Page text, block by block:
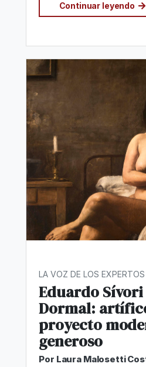
Continuar leyendo
LA VOZ DE LOS EXPERTOS
Eduardo Sívori
Dormal:
proyecto
generoso
Por Laura Malosetti